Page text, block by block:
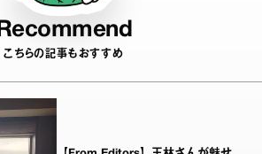
Recommend
こちらの記事もおすすめ